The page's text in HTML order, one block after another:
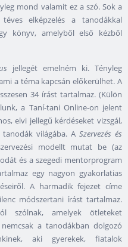
mond valamit ez a szó. Sok a
elképzelés a tanodákkal
könyv, amelyből első kézből
jellegét emelném ki. Tényleg
a téma kapcsán előkerülhet. A
34 írást tartalmaz. (Külön
a Taní-tani Online-on jelent
elvi jellegű kérdéseket vizsgál,
világába. A Szervezés és
modellt mutat be (az
és a szegedi mentorprogram
egy nagyon gyakorlatias
A harmadik fejezet címe
módszertani írást tartalmaz.
szólnak, amelyek ötleteket
a tanodákban dolgozó
aki gyerekek, fiatalok